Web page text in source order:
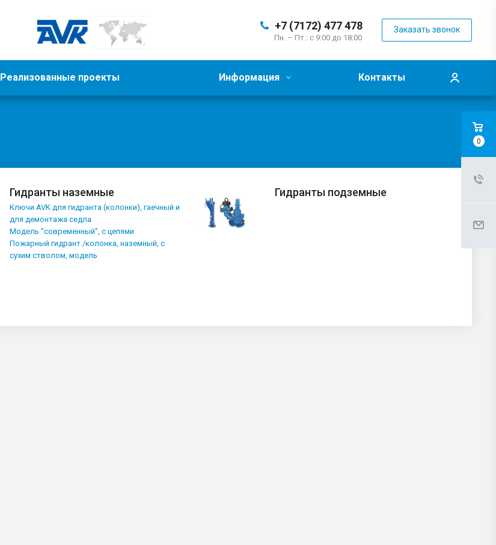
+7 (7172) 477 478
Пн. – Пт.: с 9:00 до 18:00
Заказать звонок
Реализованные проекты Информация Контакты
Гидранты наземные
Ключи AVK для гидранта (колонки), гаечный и
для демонтажа седла
Модель "современный", с цепями
Пожарный гидрант /колонка, наземный, с
сухим стволом, модель
Гидранты подземные
0